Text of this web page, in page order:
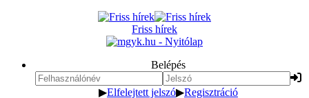
Friss hírek
Belépés
▶Elfelejtett jelszó▶Regisztráció